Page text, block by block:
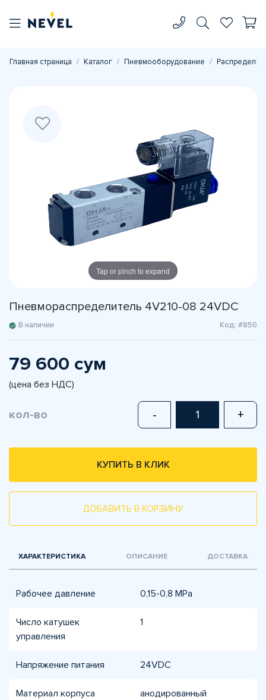
Главная страница Каталог Пневмооборудование
Tap or pinch to expand
Пневмораспределитель 4V210-08 24VDC
В наличии Код: #850
79 600 сум
(цена без НДС)
кол-во - +
КУПИТЬ В КЛИК
ДОБАВИТЬ В КОРЗИНУ
ХАРАКТЕРИСТИКА ОПИСАНИЕ ДОСТАВКА
Рабочее давление 0,15-0,8 МPа
Число катушек
управления
1
Напряжение питания 24VDC
Материал корпуса
анодированный